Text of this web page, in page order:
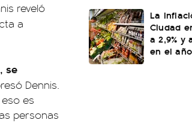
reveló
a
se
Dennis.
es
personas
La
Ciudad
a 2,9% y
en el año